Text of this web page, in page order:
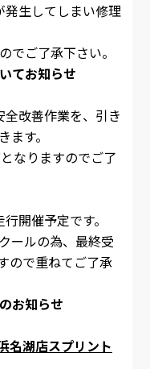
生してしまい修理
でご了承下さい。
てお知らせ
改善作業を、引き
す。
なりますのでご了
開催予定です。
ールの為、最終受
ので重ねてご了承
知らせ
湖店スプリント